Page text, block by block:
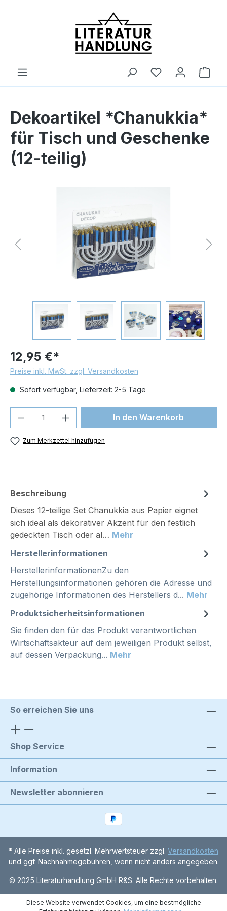
Dekoartikel *Chanukkia*
für Tisch und Geschenke
(12-teilig)
12,95 €*
Preise inkl. MwSt. zzgl. Versandkosten
Sofort verfügbar, Lieferzeit: 2-5 Tage
Produkt Anzahl: Gib denIn den Warenkorb
Zum Merkzettel hinzufügen
Beschreibung
Dieses 12-teilige Set Chanukkia aus Papier eignet
sich ideal als dekorativer Akzent für den festlich
gedeckten Tisch oder al… Mehr
Herstellerinformationen
HerstellerinformationenZu den
Herstellungsinformationen gehören die Adresse und
zugehörige Informationen des Herstellers d... Mehr
Produktsicherheitsinformationen
Sie finden den für das Produkt verantwortlichen
Wirtschaftsakteur auf dem jeweiligen Produkt selbst,
auf dessen Verpackung... Mehr
So erreichen Sie uns
Shop Service
Information
Newsletter abonnieren
* Alle Preise inkl. gesetzl. Mehrwertsteuer zzgl. Versandkosten
und ggf. Nachnahmegebühren, wenn nicht anders angegeben.
© 2025 Literaturhandlung GmbH R&S. Alle Rechte vorbehalten.
Diese Website verwendet Cookies, um eine bestmögliche